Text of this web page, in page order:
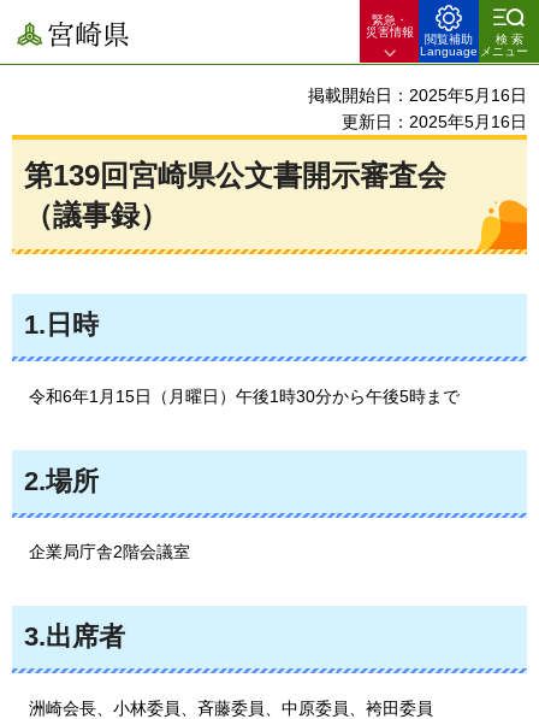
宮崎県
緊急・
災害情報
閲覧補助
Language
検索
メニュー
掲載開始日：2025年5月16日
更新日：2025年5月16日
第139回宮崎県公文書開示審査会
（議事録）
1.日時
令和6年1 月15日（月曜日）午後1時30分から午後5時まで
2.場所
企業局庁舎2階会議室
3.出席者
洲崎会長、 小林委員、斉藤委員、中原委員、袴田委員